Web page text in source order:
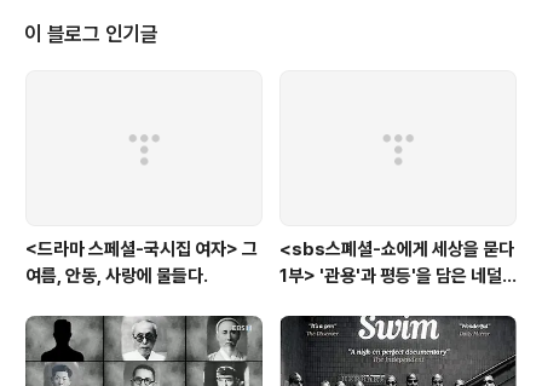
으로 로맨스를 상징하는 소제목처럼 드라마는 십대 청소년 일부가 인터넷에서
즐겨 찾아보는 로맨스 소설의 품새에 더 가까웠다. 2004년 개봉된 귀여니의 소
이 블로그 인기글
<드라마 스페셜-국시집 여자> 그
여름, 안동, 사랑에 물들다.
<sbs스폐셜-쇼에게 세상을 묻다
1부> '관용'과 평등'을 담은 네덜